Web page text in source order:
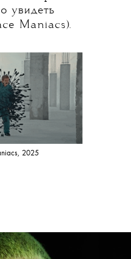
увидеть
Maniacs).
2025